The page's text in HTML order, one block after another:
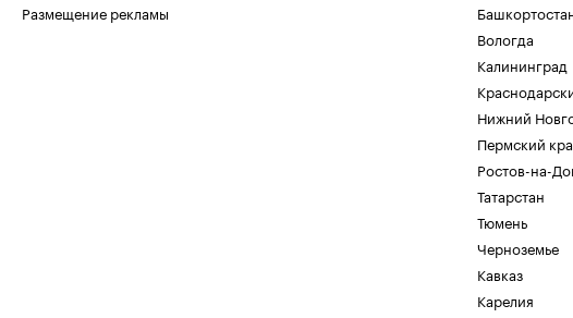
Размещение рекламы
Вологда
Калининград
Нижний
Пермский
Ростов-на-
Татарстан
Тюмень
Черноземье
Кавказ
Карелия